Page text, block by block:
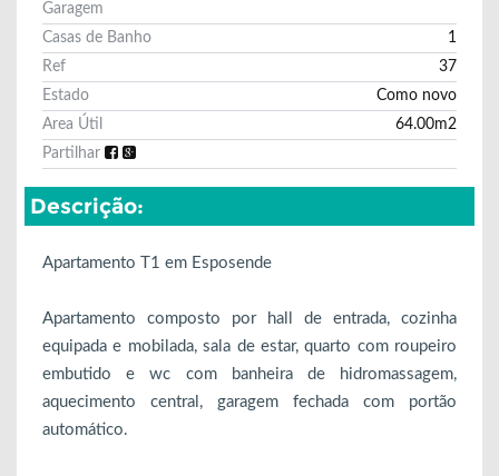
Garagem
Casas de Banho
1
Ref
37
Estado
Como novo
Area Útil
64.00m2
Partilhar
Descrição:
Apartamento T1 em Esposende
Apartamento composto por hall de entrada, cozinha
equipada e mobilada, sala de estar, quarto com roupeiro
embutido e wc com banheira de hidromassagem,
aquecimento central, garagem fechada com portão
automático.